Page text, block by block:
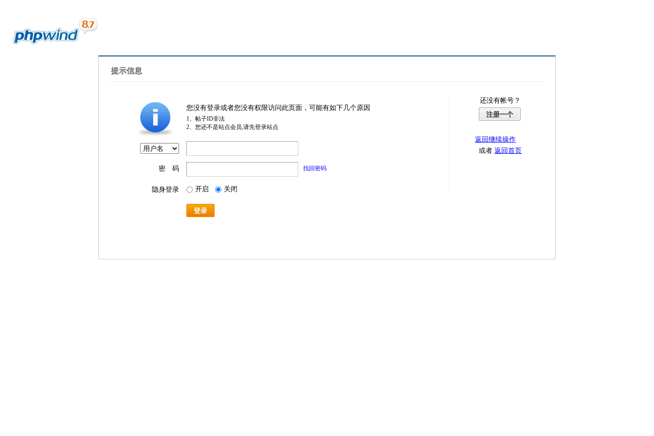
提示信息
您没有登录或者您没有权限访问此页面，可能有如下几个原因
1、帖子ID非法
2、您还不是站点会员,请先登录站点
密 码 找回密码
隐身登录 开启 关闭
登录
还没有帐号？
注册一个
返回继续操作
或者返回首页